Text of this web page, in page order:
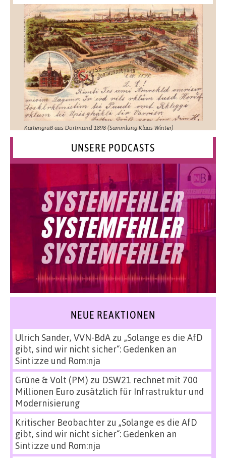
Kartengruß aus Dortmund 1898 (Sammlung Klaus Winter)
UNSERE PODCASTS
NEUE REAKTIONEN
Ulrich Sander, VVN-BdAzu „Solange es die AfD
gibt, sind wir nicht sicher“: Gedenken an
Sinti:zze und Rom:nja
Grüne & Volt (PM) zu DSW21 rechnet mit 700
Millionen Euro zusätzlich für Infrastruktur und
Modernisierung
Kritischer Beobachterzu „Solange es die AfD
gibt, sind wir nicht sicher“: Gedenken an
Sinti:zze und Rom:nja